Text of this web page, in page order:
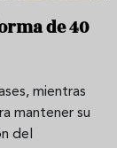
de 40
mientras
mantener su
del